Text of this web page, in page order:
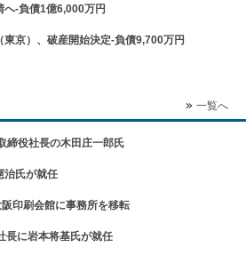
-負債1億6,000万円
京）、破産開始決定-負債9,700万円
一覧へ
締役社長の木田庄一郎氏
治氏が就任
印刷会館に事務所を移転
長に岩本将基氏が就任